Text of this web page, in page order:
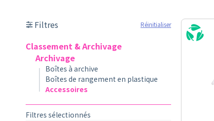
Filtres Réinitialiser
Classement & Archivage
Archivage
Boîtes à archive
Boîtes de rangement en plastique
Accessoires
Filtres sélectionnés